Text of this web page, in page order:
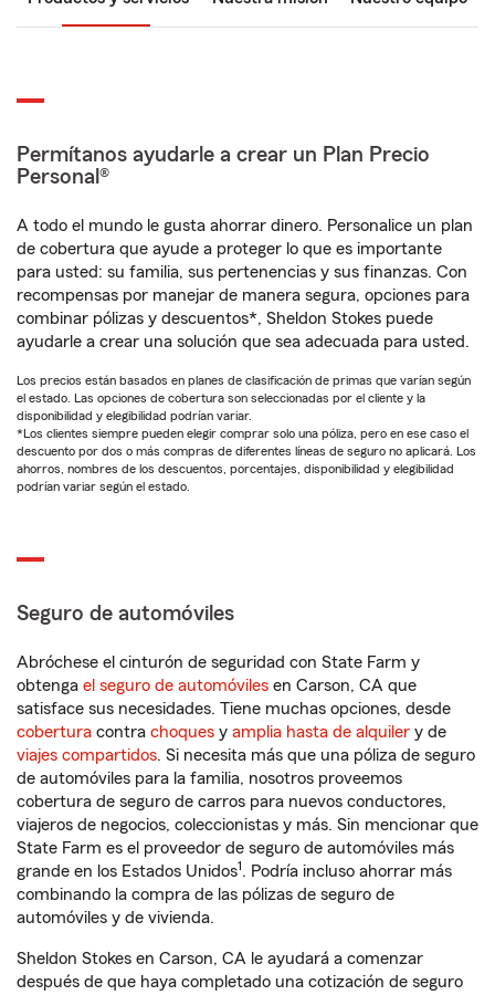
Permítanos ayudarle a crear un Plan Precio
Personal®
A todo el mundo le gusta ahorrar dinero. Personalice un plan
de cobertura que ayude a proteger lo que es importante
para usted: su familia, sus pertenencias y sus finanzas. Con
recompensas por manejar de manera segura, opciones para
combinar pólizas y descuentos*, Sheldon Stokes puede
ayudarle a crear una solución que sea adecuada para usted.
Los precios están basados en planes de clasificación de primas que varían según
el estado. Las opciones de cobertura son seleccionadas por el cliente y la
disponibilidad y elegibilidad podrían variar.
*Los clientes siempre pueden elegir comprar solo una póliza, pero en ese caso el
descuento por dos o más compras de diferentes líneas de seguro no aplicará. Los
ahorros, nombres de los descuentos, porcentajes, disponibilidad y elegibilidad
podrían variar según el estado.
Seguro de automóviles
Abróchese el cinturón de seguridad con State Farm y
obtenga el seguro de automóviles en Carson, CA que
satisface sus necesidades. Tiene muchas opciones, desde
cobertura contra choques y amplia hasta de alquiler y de
viajes compartidos. Si necesita más que una póliza de seguro
de automóviles para la familia, nosotros proveemos
cobertura de seguro de carros para nuevos conductores,
viajeros de negocios, coleccionistas y más. Sin mencionar que
State Farm es el proveedor de seguro de automóviles más
grande en los Estados Unidos1. Podría incluso ahorrar más
combinando la compra de las pólizas de seguro de
automóviles y de vivienda.
Sheldon Stokes en Carson, CA le ayudará a comenzar
después de que haya completado una cotización de seguro